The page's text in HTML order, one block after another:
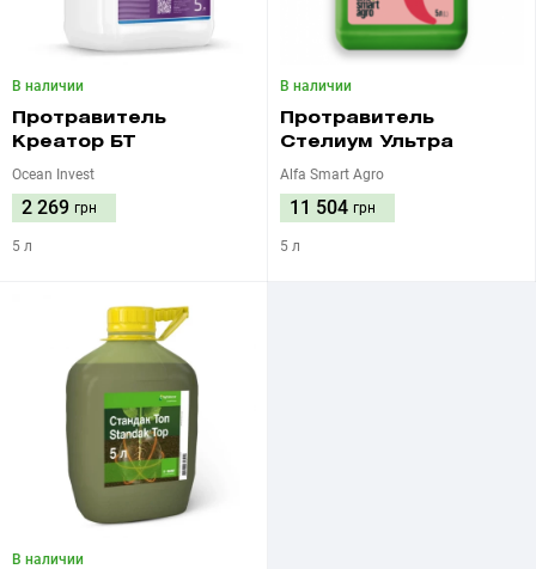
В наличии
Протравитель
Креатор БТ
Ocean Invest
2 269 грн
5 л
В наличии
Протравитель
Стелиум Ультра
Alfa Smart Agro
11 504 грн
5 л
В наличии